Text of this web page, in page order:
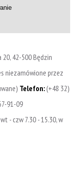
42-500 Będzin
niezamówione przez
Telefon:(+48 32)
91-09
- czw 7.30 - 15.30, w